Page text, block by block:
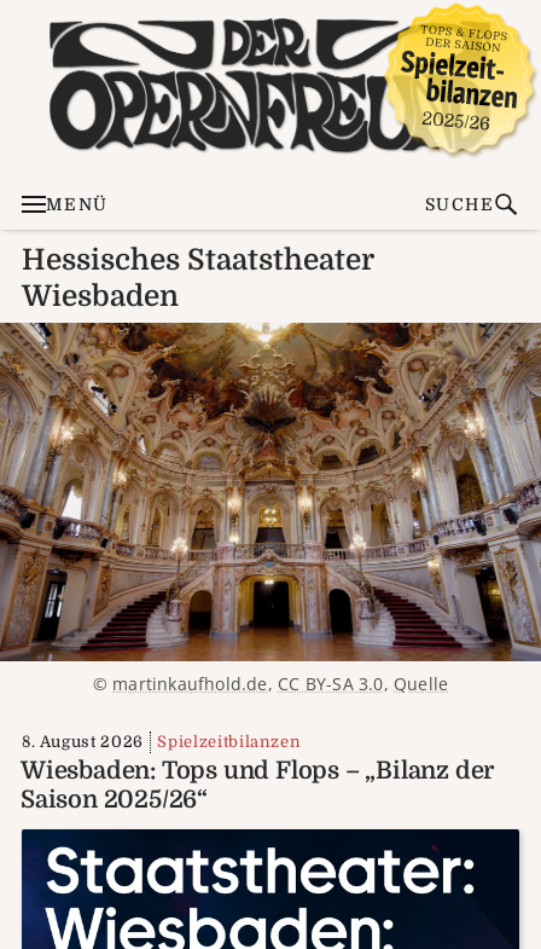
MENÜ SUCHE
Hessisches Staatstheater
Wiesbaden
© martinkaufhold.de, CC BY-SA 3.0, Quelle
8. August 2026 Spielzeitbilanzen
Wiesbaden: Tops und Flops – „Bilanz der
Saison 2025/26“